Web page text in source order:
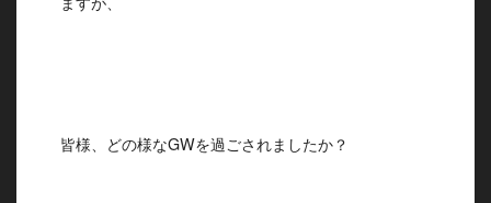
皆様、どの様なGWを過ごされましたか？